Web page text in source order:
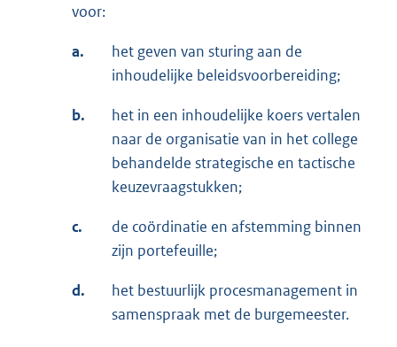
voor:
a.
het geven van sturing aan de
inhoudelijke beleidsvoorbereiding;
b.
het in een inhoudelijke koers vertalen
naar de organisatie van in het college
behandelde strategische en tactische
keuzevraagstukken;
c.
de coördinatie en afstemming binnen
zijn portefeuille;
d.
het bestuurlijk procesmanagement in
samenspraak met de burgemeester.